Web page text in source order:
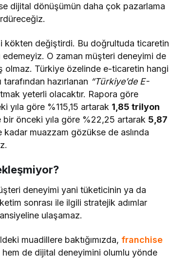
dijital dönüşümün daha çok pazarlama
kökten değiştirdi. Bu doğrultuda ticaretin
O zaman müşteri deneyimi de
olmaz. Türkiye özelinde e-ticaretin hangi
hazırlanan “Türkiye’de E-
yeterli olacaktır. Rapora göre
yıla göre %115,15 artarak 1,85 trilyon
bir önceki yıla göre %22,25 artarak 5,87
muazzam gözükse de aslında
deneyimi yani tüketicinin ya da
sonrası ile ilgili stratejik adımlar
ulaşamaz.
muadillere baktığımızda, franchise
de dijital deneyimini olumlu yönde